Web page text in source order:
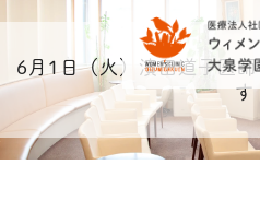
6月1日（火）濱田道子医
す